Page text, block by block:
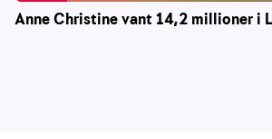
Anne Christine vant 14,2 millioner i